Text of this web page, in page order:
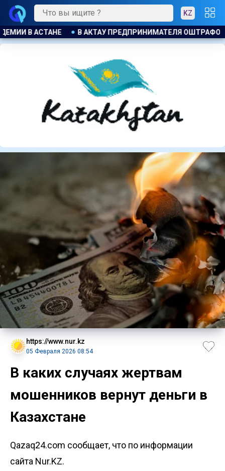
KZ
ЗА БЕСПЛАТНУЮ РАЗДАЧУ МОРОЖЕНОГО
https://www.nur.kz
05 Февраля 2026 08:54
В каких случаях жертвам
мошенников вернут деньги в
Казахстане
Qazaq24.com сообщает, что по информации
сайта Nur.KZ.